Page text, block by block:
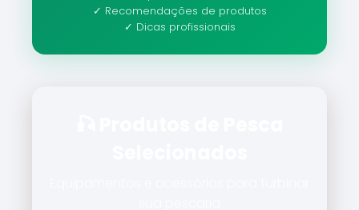
✓ Recomendações de produtos
✓ Dicas profissionais